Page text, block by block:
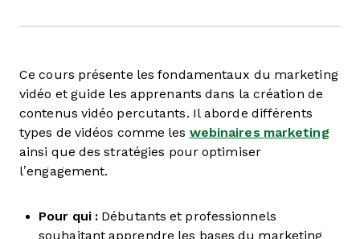
Ce cours présente les fondamentaux du marketing
vidéo et guide les apprenants dans la création de
contenus vidéo percutants. Il aborde différents
types de vidéos comme les webinaires marketing
ainsi que des stratégies pour optimiser
l’engagement.
Pour qui : Débutants et professionnels
souhaitant apprendre les bases du marketing